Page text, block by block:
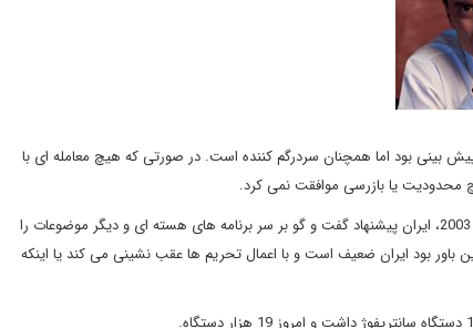
بینی بود اما همچنان سردرگم کننده است. در صورتی که هیچ معامله ای با
محدودیت یا بازرسی موافقت نمی کرد.
لزومی برای تصور این سناریو وجود ندارد، چرا که پیش تر اتفاق افتاده است. در سال 2003، ایران پیشنهاد گفت و گو بر سر برنامه های هسته ای و دیگر موضوعات را
باور بود ایران ضعیف است و با اعمال تحریم ها عقب نشینی می کند یا اینکه